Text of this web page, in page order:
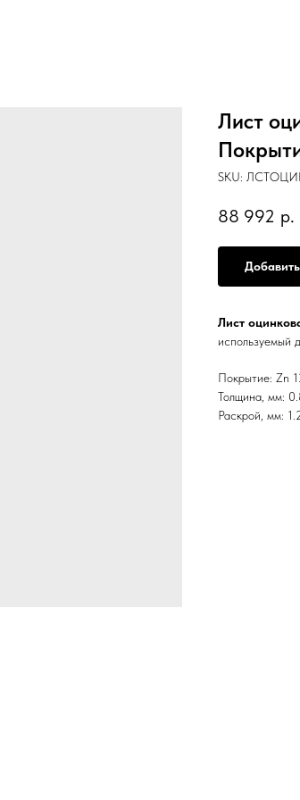
Лист
SKU:
88 992 р.
Лист
используемый
Покрытие: Zn
Толщина, мм:
Раскрой, мм: